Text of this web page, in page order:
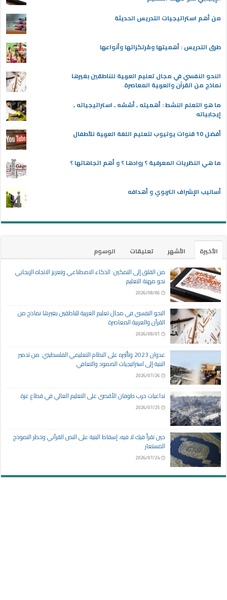
من أهم استراتيجيات التدريس الحديثة
طرق التدريس : أهميتها ومُرتكزاتها وأنواعها
النحو النفسي في مجال تعليم العربية للناطقين بغيرها
نماذج من القرآن والعربية المعاصرة
ما هو التعلم النشط : أهميته ـ أسُسُه ـ استراتيجياته ـ
إيجابياته
أفضل 10 قنوات يوتيوب لتعليم اللغة العربية للأطفال
ما هي النظريات المعرفية ؟ روادها ؟ و أهم اتجاهاتها ؟
أساليب الإشراف التربوي و أهدافه
الأخيرة الأشهر تعليقات
الوسوم
من القلق إلى التمكين: الذكاء الاصطناعي وتعزيز الاتجاه الإيجابي
نحو مهنة التعليم
2026/08/06
النحو النفسي في مجال تعليم العربية للناطقين بغيرها نماذج من
القرآن والعربية المعاصرة
2026/08/01
عدوان 2023 وتأثيره على النظام التعليمي الفلسطيني: من تدمير
البنية إلى استراتيجيات الصمود والتعافي
2026/07/26
تداعيات حرب طوفان الأقصى على التعليم العالي في قطاع غزة
2026/07/25
حين تقرأ فيك لا فيه، إسقاط البنية على النص القرآني وخطر النموذج
المستعار
2026/07/24